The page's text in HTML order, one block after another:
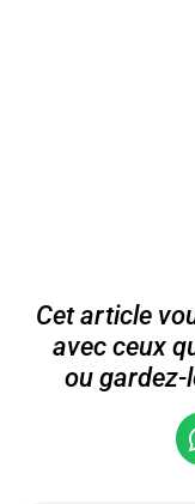
Cet article
avec ceux
ou gardez-